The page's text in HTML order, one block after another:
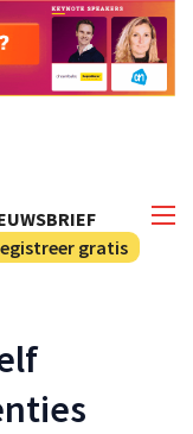
gratis